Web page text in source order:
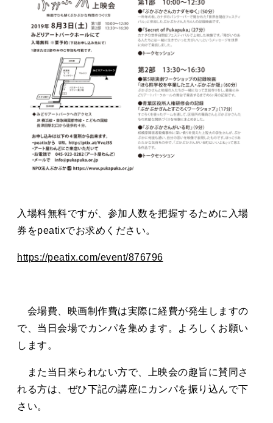
入場料無料ですが、参加人数を把握するために入場
券をpeatixでお求めください。
https://peatix.com/event/876796
会場費、映画制作費は実際に経費が発生しますの
で、当日会場でカンパを集めます。よろしくお願い
します。
また当日来られない方で、上映会の趣旨に賛同さ
れる方は、ぜひ下記の講座にカンパを振り込んで下
さい。